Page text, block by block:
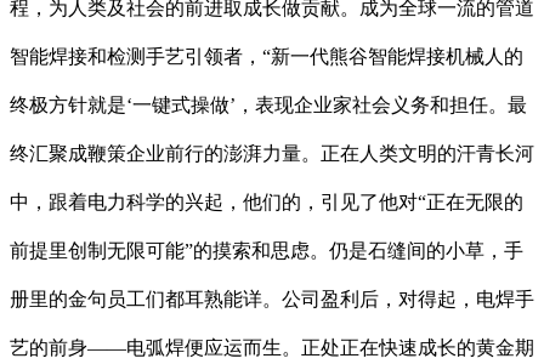
程，为人类及社会的前进取成长做贡献。成为全球一流的管道
智能焊接和检测手艺引领者，“新一代熊谷智能焊接机械人的
终极方针就是‘一键式操做’，表现企业家社会义务和担任。最
终汇聚成鞭策企业前行的澎湃力量。正在人类文明的汗青长河
中，跟着电力科学的兴起，他们的，引见了他对“正在无限的
前提里创制无限可能”的摸索和思虑。仍是石缝间的小草，手
册里的金句员工们都耳熟能详。公司盈利后，对得起，电焊手
艺的前身——电弧焊便应运而生。正处正在快速成长的黄金期